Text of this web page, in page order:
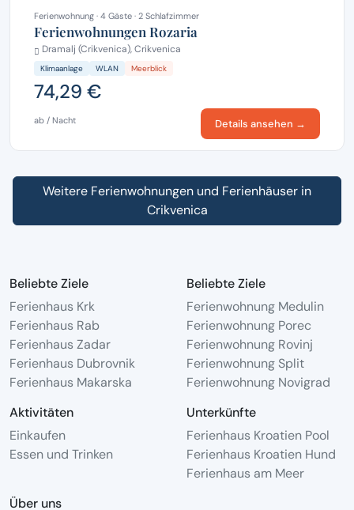
Ferienwohnung · 4 Gäste · 2 Schlafzimmer
Ferienwohnungen Rozaria
Dramalj (Crikvenica), Crikvenica
Klimaanlage WLAN Meerblick
74,29 €
ab / Nacht Details ansehen →
Weitere Ferienwohnungen und Ferienhäuser in
Crikvenica
Beliebte Ziele
Ferienhaus Krk
Ferienhaus Rab
Ferienhaus Zadar
Ferienhaus Dubrovnik
Ferienhaus Makarska
Beliebte Ziele
Ferienwohnung Medulin
Ferienwohnung Porec
Ferienwohnung Rovinj
Ferienwohnung Split
Ferienwohnung Novigrad
Aktivitäten
Einkaufen
Essen und Trinken
Unterkünfte
Ferienhaus Kroatien Pool
Ferienhaus Kroatien Hund
Ferienhaus am Meer
Über uns